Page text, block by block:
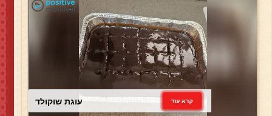
עוגת שוקולד קרא עוד